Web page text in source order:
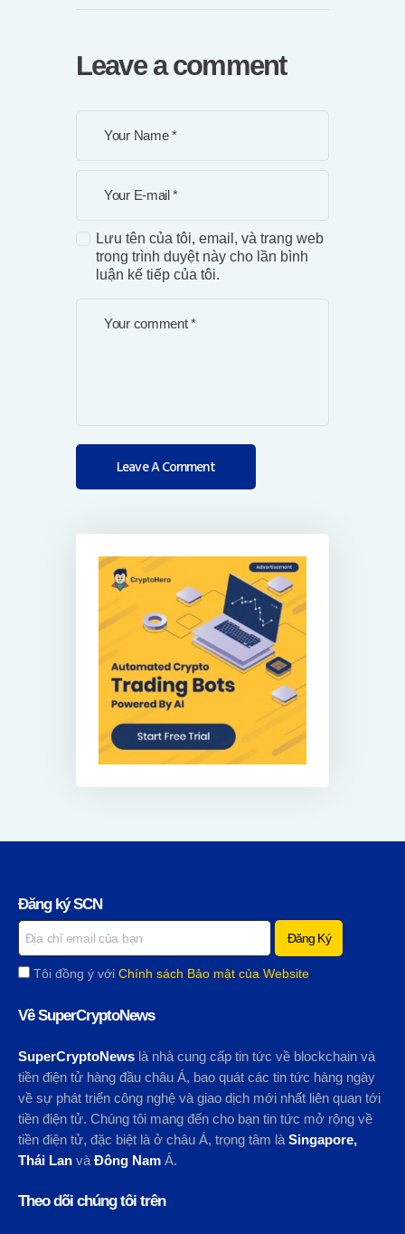
Leave a comment
Lưu tên của tôi, email, và trang web
trong trình duyệt này cho lần bình
luận kế tiếp của tôi.
Đăng ký SCN
Tôi đồng ý với Chính sách Bảo mật của Website
Về SuperCryptoNews
SuperCryptoNews là nhà cung cấp tin tức về blockchain và
tiền điện tử hàng đầu châu Á, bao quát các tin tức hàng ngày
về sự phát triển công nghệ và giao dịch mới nhất liên quan tới
tiền điện tử. Chúng tôi mang đến cho bạn tin tức mở rộng về
tiền điện tử, đặc biệt là ở châu Á, trọng tâm là Singapore,
Thái Lan và Đông Nam Á.
Theo dõi chúng tôi trên